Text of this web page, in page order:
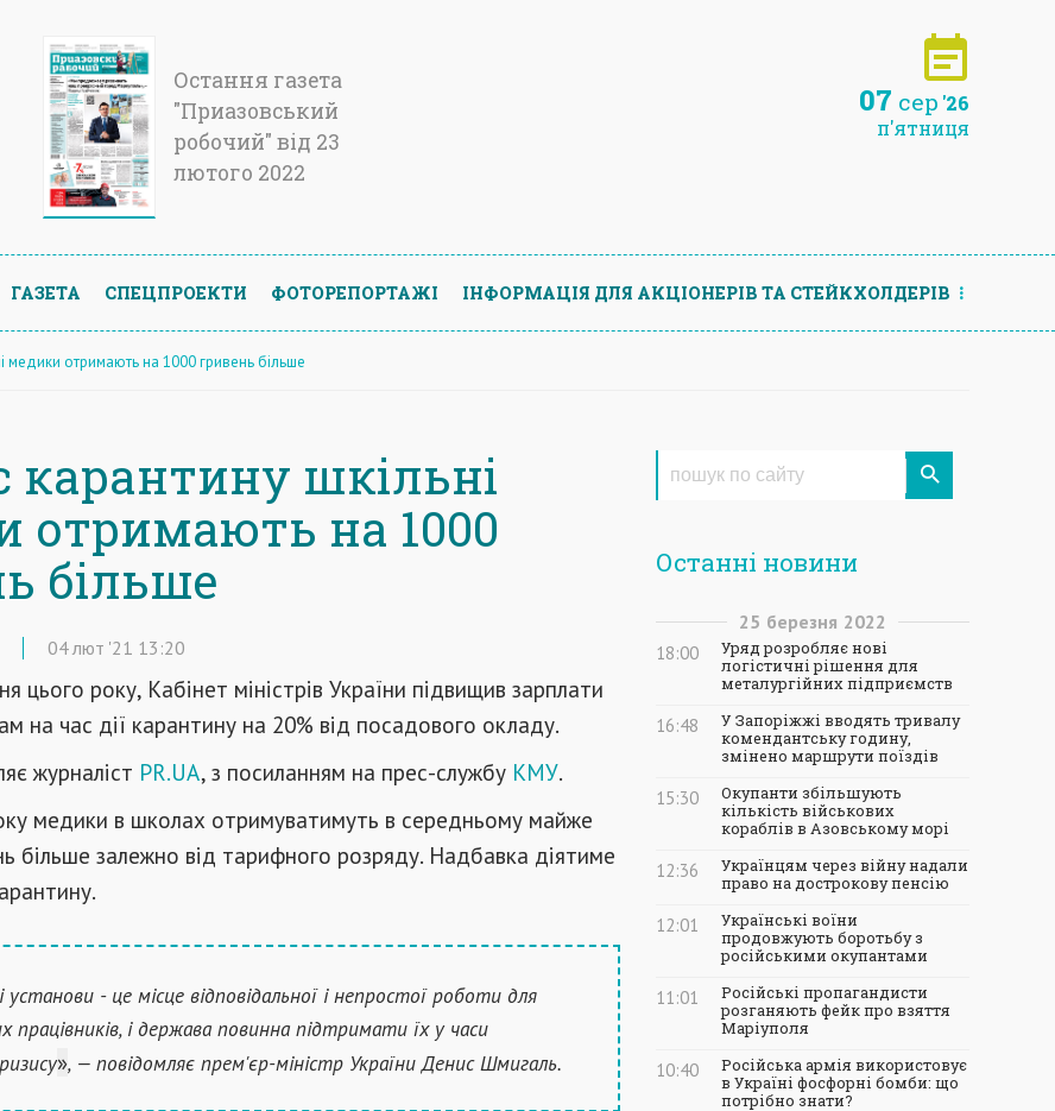
Остання газета
"Приазовський
робочий" від 23
лютого 2022
07 сер '26
п'ятниця
ГАЗЕТА СПЕЦПРОЕКТИ ФОТОРЕПОРТАЖІ ІНФОРМАЦIЯ ДЛЯ АКЦIОНЕРIВ ТА СТЕЙКХОЛДЕРIВ
медики отримають на 1000 гривень більше
карантину шкільні
отримають на 1000
більше
04лют '21 13:20
цього року, Кабінет міністрів України підвищив зарплати
на час дії карантину на 20% від посадового окладу.
журналіст PR.UA, з посиланням на прес-службу КМУ.
медики в школах отримуватимуть в середньому майже
більше залежно від тарифного розряду. Надбавка діятиме
установи - це місце відповідальної і непростої роботи для
працівників, і держава повинна підтримати їх у часи
», — повідомляє прем'єр-міністр України Денис Шмигаль.
Останні новини
25 березня 2022
18:00
Уряд розробляє нові
логістичні рішення для
металургійних підприємств
16:48
У Запоріжжі вводять тривалу
комендантську годину,
змінено маршрути поїздів
15:30
Окупанти збільшують
кількість військових
кораблів в Азовському морі
12:36
Українцям через війну надали
право на дострокову пенсію
12:01
Українські воїни
продовжують боротьбу з
російськими окупантами
11:01
Російські пропагандисти
розганяють фейк про взяття
Маріуполя
10:40
Російська армія використовує
в Україні фосфорні бомби: що
потрібно знати?